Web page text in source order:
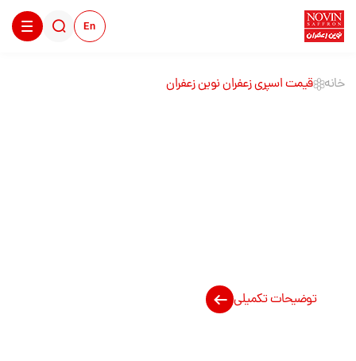
En
خانه قیمت اسپری زعفران نوین زعفران
توضیحات تکمیلی